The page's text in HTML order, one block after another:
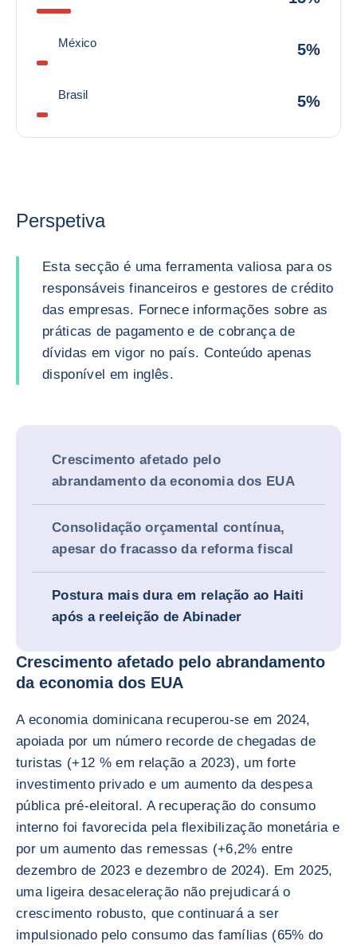
México 5%
Brasil 5%
Perspetiva
Esta secção é uma ferramenta valiosa para os
responsáveis financeiros e gestores de crédito
das empresas. Fornece informações sobre as
práticas de pagamento e de cobrança de
dívidas em vigor no país. Conteúdo apenas
disponível em inglês.
Crescimento afetado pelo
abrandamento da economia dos EUA
Consolidação orçamental contínua,
apesar do fracasso da reforma fiscal
Postura mais dura em relação ao Haiti
após a reeleição de Abinader
Crescimento afetado pelo abrandamento
da economia dos EUA
A economia dominicana recuperou-se em 2024,
apoiada por um número recorde de chegadas de
turistas (+12 % em relação a 2023), um forte
investimento privado e um aumento da despesa
pública pré-eleitoral. A recuperação do consumo
interno foi favorecida pela flexibilização monetária e
por um aumento das remessas (+6,2% entre
dezembro de 2023 e dezembro de 2024). Em 2025,
uma ligeira desaceleração não prejudicará o
crescimento robusto, que continuará a ser
impulsionado pelo consumo das famílias (65% do